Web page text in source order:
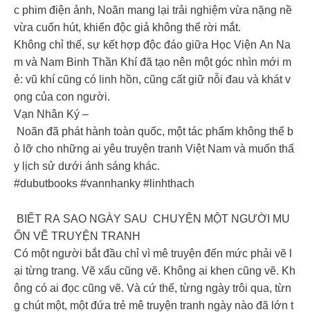
c phim điện ảnh, Noãn mang lại trải nghiệm vừa nặng nề
vừa cuốn hút, khiến độc giả không thể rời mắt.
Không chỉ thế, sự kết hợp độc đáo giữa Học Viện An Na
m và Nam Binh Thần Khí đã tạo nên một góc nhìn mới m
ẻ: vũ khí cũng có linh hồn, cũng cất giữ nỗi đau và khát v
ọng của con người.
Vạn Nhân Ký –
Noãn đã phát hành toàn quốc, một tác phẩm không thể b
ỏ lỡ cho những ai yêu truyện tranh Việt Nam và muốn thấ
y lịch sử dưới ánh sáng khác.
#dubutbooks #vannhanky #linhthach
BIẾT RA SAO NGÀY SAU CHUYỆN MỘT NGƯỜI MU
ỐN VẼ TRUYỆN TRANH
Có một người bắt đầu chỉ vì mê truyện đến mức phải vẽ l
ại từng trang. Vẽ xấu cũng vẽ. Không ai khen cũng vẽ. Kh
ông có ai đọc cũng vẽ. Và cứ thế, từng ngày trôi qua, từn
g chút một, một đứa trẻ mê truyện tranh ngày nào đã lớn t